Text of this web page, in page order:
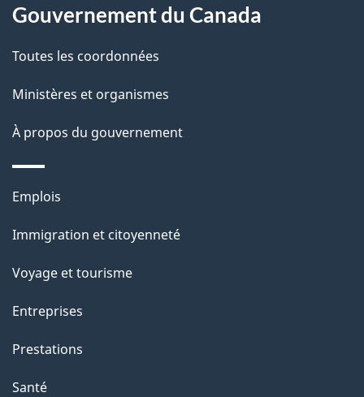
i
l
s
d
e
l
a
p
a
g
e
propos
de
ce
site
Gouvernement du Canada
Toutes les coordonnées
Ministères et organismes
À propos du gouvernement
Thèmes
sujets
Emplois
Immigration et citoyenneté
Voyage et tourisme
Entreprises
Prestations
Santé